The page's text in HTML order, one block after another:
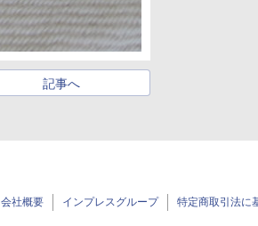
記事へ
会社概要 インプレスグループ 特定商取引法に